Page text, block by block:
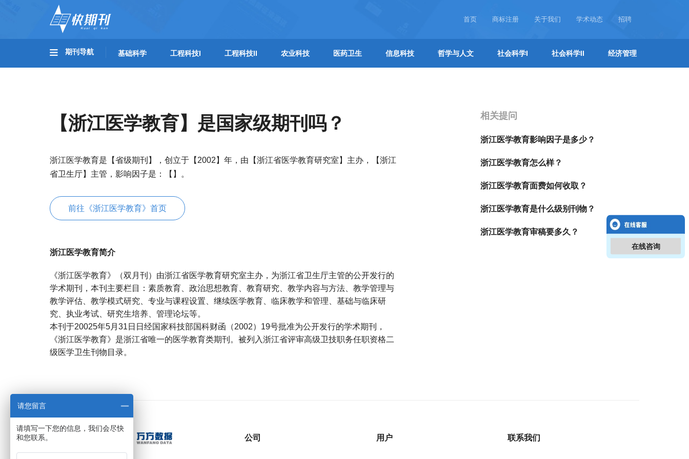
首页 商标注册 关于我们 学术动态 招聘
期刊导航 基础科学 工程科技I 工程科技II 农业科技 医药卫生 信息科技 哲学与人文 社会科学I 社会科学II 经济管理
【浙江医学教育】是国家级期刊吗？
浙江医学教育是【省级期刊】，创立于【2002】年，由【浙江省医学教育研究室】主办，【浙江
省卫生厅】主管，影响因子是：【】。
前往《浙江医学教育》首页
浙江医学教育简介
《浙江医学教育》（双月刊）由浙江省医学教育研究室主办，为浙江省卫生厅主管的公开发行的
学术期刊，本刊主要栏目：素质教育、政治思想教育、教育研究、教学内容与方法、教学管理与
教学评估、教学模式研究、专业与课程设置、继续医学教育、临床教学和管理、基础与临床研
究、执业考试、研究生培养、管理论坛等。
本刊于20025年5月31日日经国家科技部国科财函（2002）19号批准为公开发行的学术期刊，
《浙江医学教育》是浙江省唯一的医学教育类期刊。被列入浙江省评审高级卫技职务任职资格二
级医学卫生刊物目录。
相关提问
浙江医学教育影响因子是多少？
浙江医学教育怎么样？
浙江医学教育面费如何收取？
浙江医学教育是什么级别刊物？
浙江医学教育审稿要多久？
公司 用户 联系我们
在线咨询
请您留言
请填写一下您的信息，我们会尽快
和您联系。